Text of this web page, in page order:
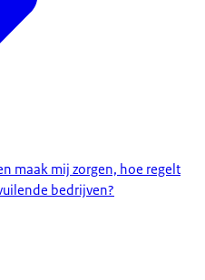
maak mij zorgen, hoe regelt
bedrijven?